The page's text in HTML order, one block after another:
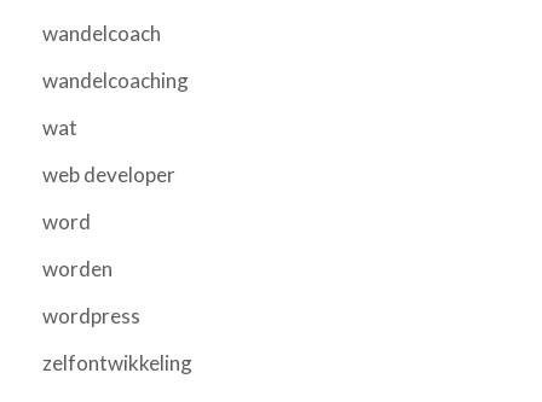
wandelcoach
wandelcoaching
wat
web developer
word
worden
wordpress
zelfontwikkeling